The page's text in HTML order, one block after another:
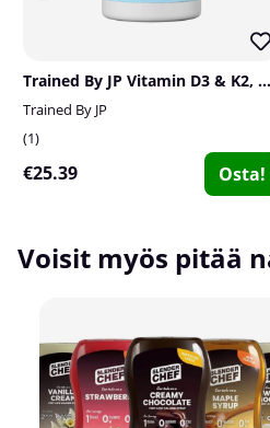
Trained By JP Vitamin D3 & K2, 60 caps
Trained By JP
1
€25.39 Osta!
Voisit myös pitää